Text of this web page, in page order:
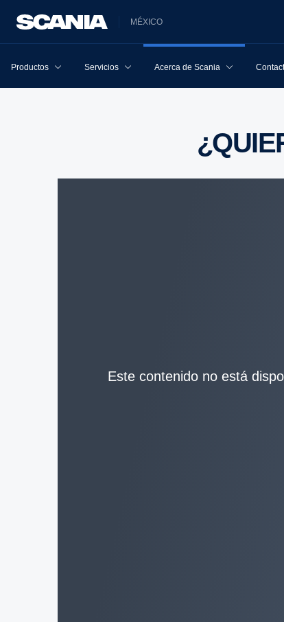
MÉXICO
Productos Servicios Acerca de Scania
Este contenido no está